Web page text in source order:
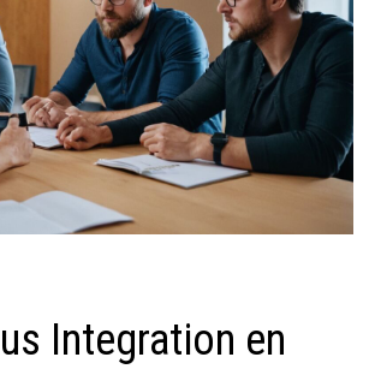
Integration en